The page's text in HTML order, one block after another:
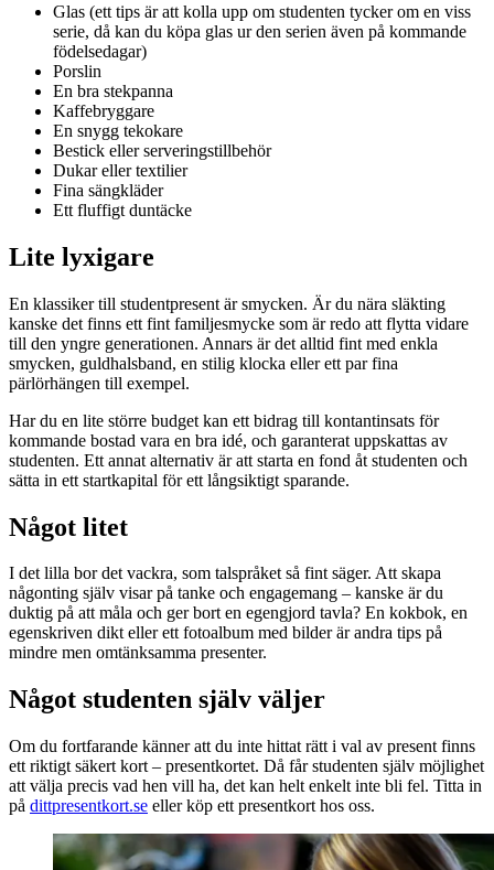
Glas (ett tips är att kolla upp om studenten tycker om en viss
serie, då kan du köpa glas ur den serien även på kommande
födelsedagar)
Porslin
En bra stekpanna
Kaffebryggare
En snygg tekokare
Bestick eller serveringstillbehör
Dukar eller textilier
Fina sängkläder
Ett fluffigt duntäcke
Lite lyxigare
En klassiker till studentpresent är smycken. Är du nära släkting
kanske det finns ett fint familjesmycke som är redo att flytta vidare
till den yngre generationen. Annars är det alltid fint med enkla
smycken, guldhalsband, en stilig klocka eller ett par fina
pärlörhängen till exempel.
Har du en lite större budget kan ett bidrag till kontantinsats för
kommande bostad vara en bra idé, och garanterat uppskattas av
studenten. Ett annat alternativ är att starta en fond åt studenten och
sätta in ett startkapital för ett långsiktigt sparande.
Något litet
I det lilla bor det vackra, som talspråket så fint säger. Att skapa
någonting själv visar på tanke och engagemang – kanske är du
duktig på att måla och ger bort en egengjord tavla? En kokbok, en
egenskriven dikt eller ett fotoalbum med bilder är andra tips på
mindre men omtänksamma presenter.
Något studenten själv väljer
Om du fortfarande känner att du inte hittat rätt i val av present finns
ett riktigt säkert kort – presentkortet. Då får studenten själv möjlighet
att välja precis vad hen vill ha, det kan helt enkelt inte bli fel. Titta in
på dittpresentkort.se eller köp ett presentkort hos oss.